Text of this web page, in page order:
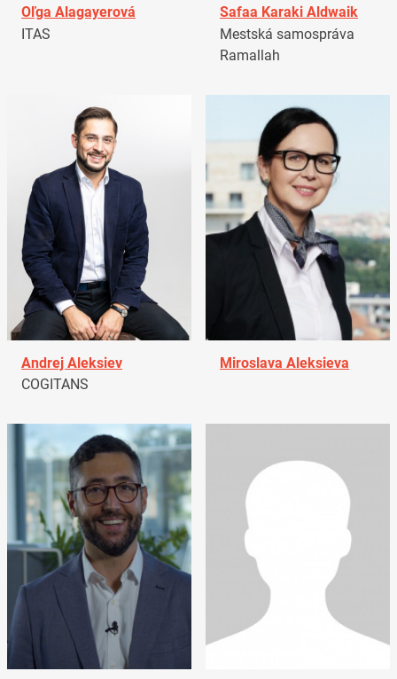
Oľga Alagayerová
ITAS
Safaa Karaki Aldwaik
Mestská samospráva
Ramallah
Andrej Aleksiev
COGITANS
Miroslava Aleksieva